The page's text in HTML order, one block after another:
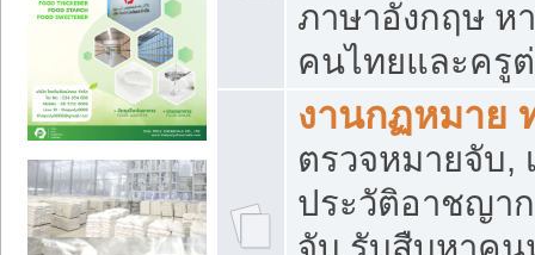
ภาษาอังกฤษ ห
คนไทยและครู
งานกฏหมาย
ตรวจหมายจับ,
ประวัติอาชญา